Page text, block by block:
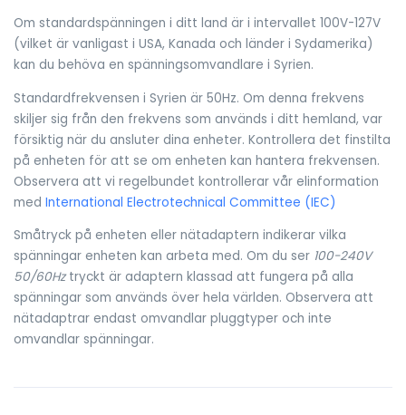
Om standardspänningen i ditt land är i intervallet 100V-127V
(vilket är vanligast i USA, Kanada och länder i Sydamerika)
kan du behöva en spänningsomvandlare i Syrien.
Standardfrekvensen i Syrien är 50Hz. Om denna frekvens
skiljer sig från den frekvens som används i ditt hemland, var
försiktig när du ansluter dina enheter. Kontrollera det finstilta
på enheten för att se om enheten kan hantera frekvensen.
Observera att vi regelbundet kontrollerar vår elinformation
med International Electrotechnical Committee (IEC)
Småtryck på enheten eller nätadaptern indikerar vilka
spänningar enheten kan arbeta med. Om du ser 100-240V
50/60Hztryckt är adaptern klassad att fungera på alla
spänningar som används över hela världen. Observera att
nätadaptrar endast omvandlar pluggtyper och inte
omvandlar spänningar.